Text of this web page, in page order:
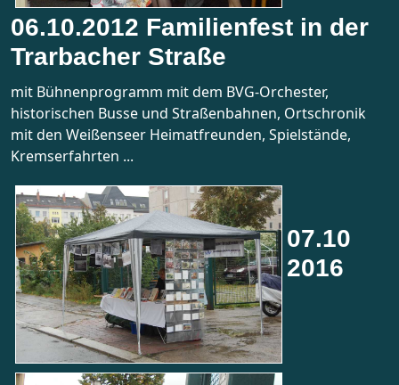
06.10.2012 Familienfest in der
Trarbacher Straße
mit Bühnenprogramm mit dem BVG-Orchester,
historischen Busse und Straßenbahnen, Ortschronik
mit den Weißenseer Heimatfreunden, Spielstände,
Kremserfahrten ...
07.10
2016